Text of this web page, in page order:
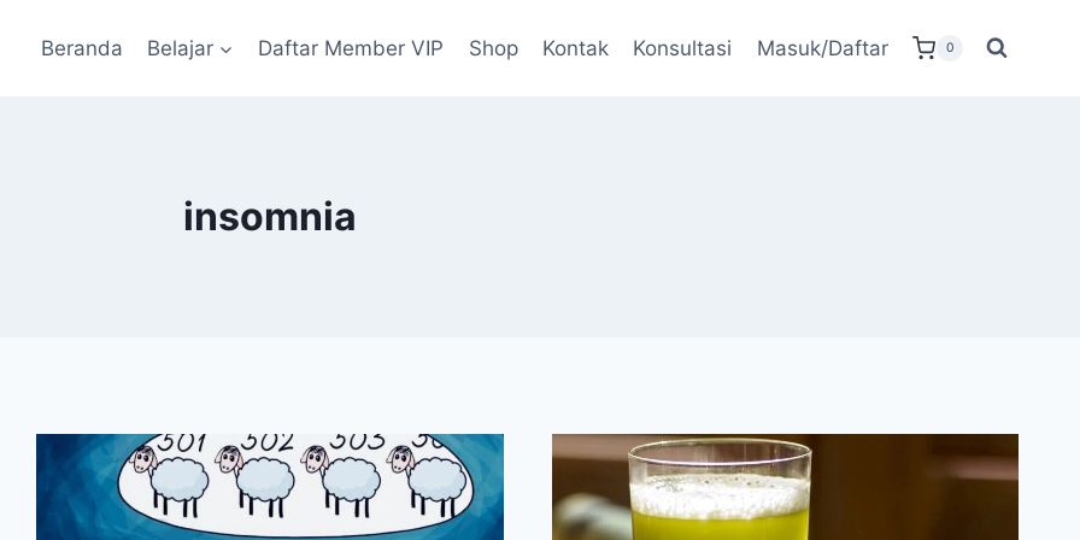
Beranda Belajar Daftar Member VIP Shop Kontak Konsultasi Masuk/Daftar 0
insomnia